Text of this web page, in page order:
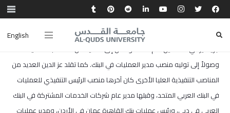
English
عز الدين هو مسؤول تنفيذي في القطاع المصرفي يتمتع بخبرة 25 عاماً في
رحلة بدأت من أسفل السلم الوظيفي المصرفي. بدأ عمله كصراف في بنك ANZ
جريندليز في فلسطين عام 1995، وانتقل إلى العديد من المناصب العملية
وصولاً إلى توليه منصب مدير العمليات في البنك. كما تقلد عز الدين العديد من
المناصب التنفيذية العليا الأخرى كان آخرها منصب الرئيس التنفيذي للعمليات
في البنك العربي المتحد، وقبلها مدير عام شركات الخدمات المشتركة في البنك
العربي في دبي، ورئيس عمليات بنك القاهرة عمان في الأردن، ومدير عمليات